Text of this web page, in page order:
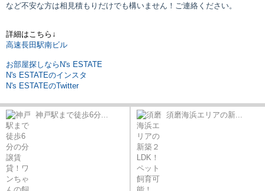
など不安な方は相見積もりだけでも構いません！ご連絡ください。
詳細はこちら↓
高速長田駅南ビル
お部屋探しならN's ESTATE
N's ESTATEのインスタ
N's ESTATEのTwitter
神戸駅まで徒歩6分... 須磨海浜エリアの新...